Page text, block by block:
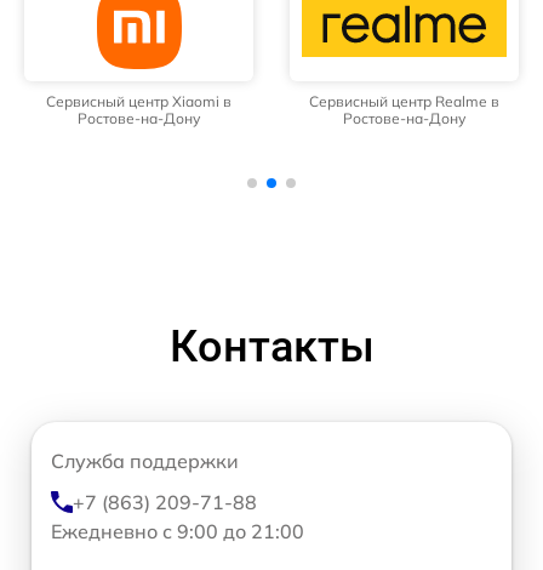
Сервисный центр Xiaomi в
Ростове-на-Дону
Сервисный центр Realme в
Ростове-на-Дону
Контакты
Служба поддержки
+7 (863) 209-71-88
Ежедневно с 9:00 до 21:00